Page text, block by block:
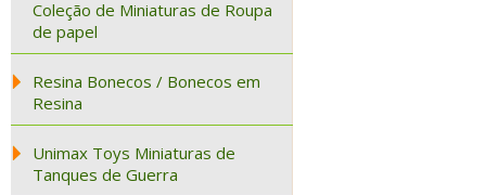
Coleção de Miniaturas de Roupa
de papel
Resina Bonecos / Bonecos em
Resina
Unimax Toys Miniaturas de
Tanques de Guerra